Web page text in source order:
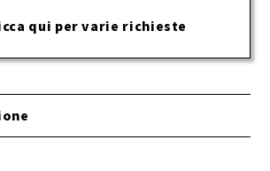
qui per varie richieste